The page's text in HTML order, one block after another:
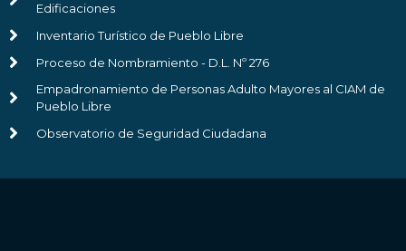
Edificaciones
Inventario Turístico de Pueblo Libre
Proceso de Nombramiento - D.L. Nº 276
Empadronamiento de Personas Adulto Mayores al CIAM de
Pueblo Libre
Observatorio de Seguridad Ciudadana